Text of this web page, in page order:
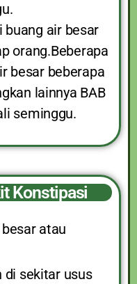
buang air besar
orang.Beberapa
besar beberapa
lainnya BAB
seminggu.
Konstipasi
atau
di sekitar usus